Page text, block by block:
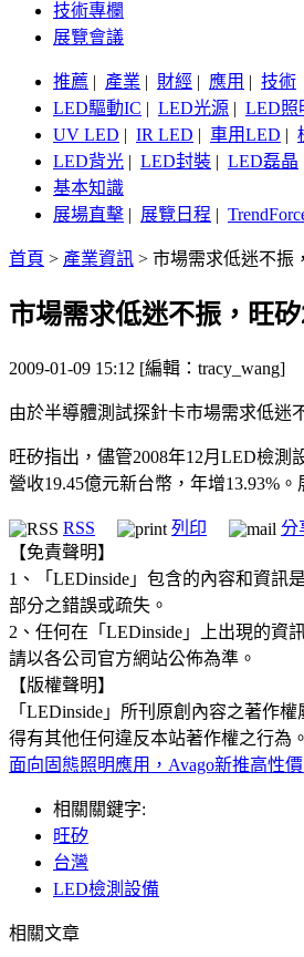
技術專欄
展覽會議
推薦 | 產業 | 財經 | 應用 | 技術
LED驅動IC | LED光源 | LED照
UV LED | IR LED | 車用LED |
LED背光 | LED封裝 | LED磊晶
基本知識
展場直擊 | 展覽日程 |
首頁 > 產業資訊 > 市場需求低迷不振
市場需求低迷不振，旺
2009-01-09 15:12 [編輯：tracy_wang]
由於半導體測試探針卡市場需求低迷
旺矽指出，儘管2008年12月LED檢測
營收19.45億元新台幣，年增13.93%
RSS 列印 分
【免責聲明】
1、「LEDinside」包含的內容和資訊
部分之錯誤或疏失。
2、任何在「LEDinside」上出現的資
請以各公司官方網站公佈為準。
【版權聲明】
「LEDinside」所刊原創內容之著作
得有其他任何違反本站著作權之行為。
面向固態照明應用，Avago新推高性
相關關鍵字:
旺矽
台灣
LED檢測設備
相關文章